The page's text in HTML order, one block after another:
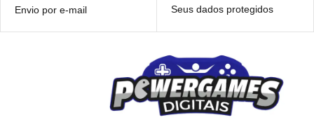
Envio por e-mail Seus dados protegidos